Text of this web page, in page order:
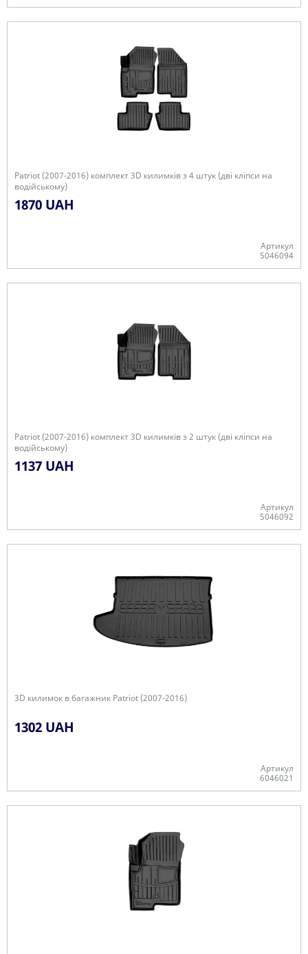
Patriot (2007-2016) комплект 3D килимків з 4 штук (дві кліпси на
водійському)
1870 UAH
Артикул
5046094
Patriot (2007-2016) комплект 3D килимків з 2 штук (дві кліпси на
водійському)
1137 UAH
Артикул
5046092
3D килимок в багажник Patriot (2007-2016)
1302 UAH
Артикул
6046021